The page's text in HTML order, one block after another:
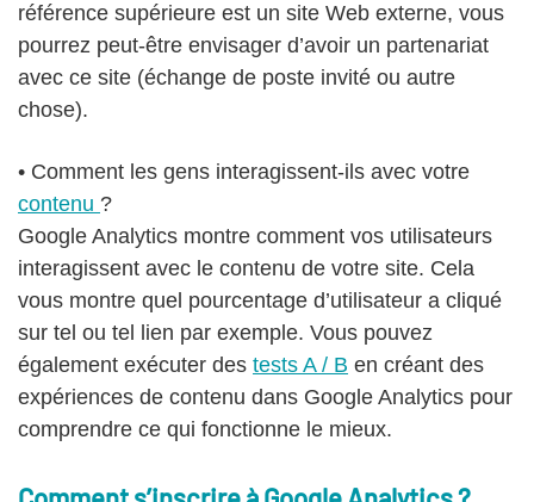
référence supérieure est un site Web externe, vous
pourrez peut-être envisager d’avoir un partenariat
avec ce site (échange de poste invité ou autre
chose).
• Comment les gens interagissent-ils avec votre
contenu ?
Google Analytics montre comment vos utilisateurs
interagissent avec le contenu de votre site. Cela
vous montre quel pourcentage d’utilisateur a cliqué
sur tel ou tel lien par exemple. Vous pouvez
également exécuter des tests A / B en créant des
expériences de contenu dans Google Analytics pour
comprendre ce qui fonctionne le mieux.